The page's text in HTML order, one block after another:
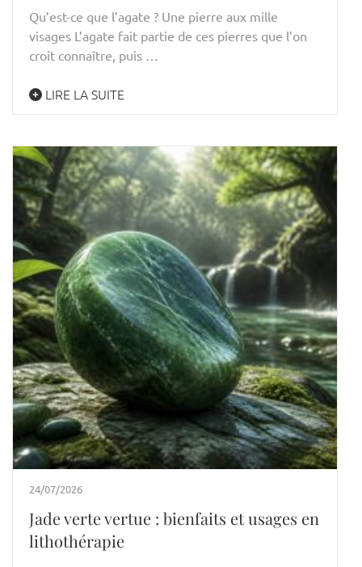
Qu’est-ce que l’agate ? Une pierre aux mille
visages L’agate fait partie de ces pierres que l’on
croit connaître, puis …
LIRE LA SUITE
24/07/2026
Jade verte vertue : bienfaits et usages en
lithothérapie